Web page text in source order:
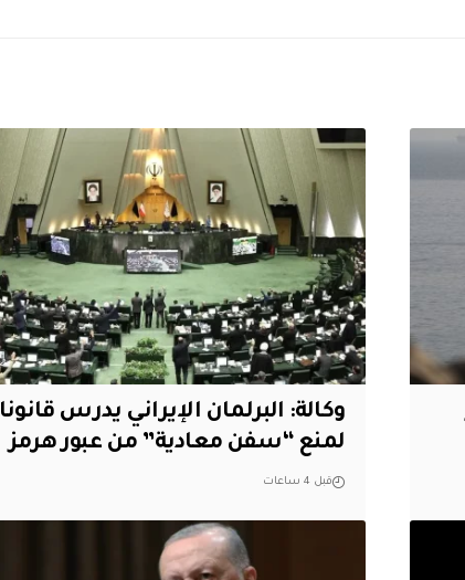
وكالة: البرلمان الإيراني يدرس قانونا
لمنع “سفن معادية” من عبور هرمز
قبل 4 ساعات